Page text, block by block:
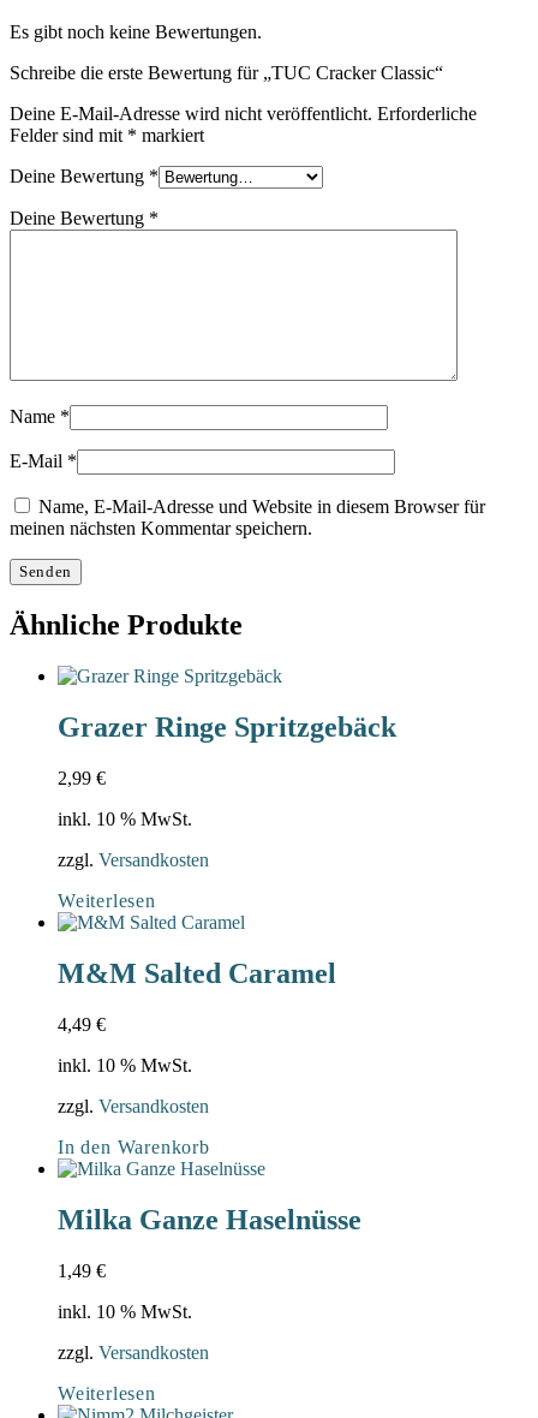
Es gibt noch keine Bewertungen.
Schreibe die erste Bewertung für „TUC Cracker Classic“
Deine E-Mail-Adresse wird nicht veröffentlicht. Erforderliche
Felder sind mit * markiert
Deine Bewertung *
Deine Bewertung *
Name *
E-Mail *
Name, E-Mail-Adresse und Website in diesem Browser für
meinen nächsten Kommentar speichern.
Ähnliche Produkte
Grazer Ringe Spritzgebäck
2,99 €
inkl. 10 % MwSt.
zzgl. Versandkosten
Weiterlesen
M&M Salted Caramel
4,49 €
inkl. 10 % MwSt.
zzgl. Versandkosten
In den Warenkorb
Milka Ganze Haselnüsse
1,49 €
inkl. 10 % MwSt.
zzgl. Versandkosten
Weiterlesen